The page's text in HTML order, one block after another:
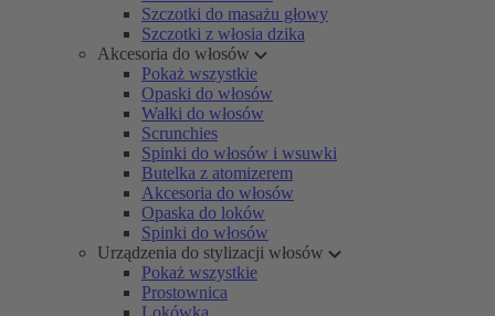
Szczotki do masażu głowy
Szczotki z włosia dzika
Akcesoria do włosów
Pokaż wszystkie
Opaski do włosów
Wałki do włosów
Scrunchies
Spinki do włosów i wsuwki
Butelka z atomizerem
Akcesoria do włosów
Opaska do loków
Spinki do włosów
Urządzenia do stylizacji włosów
Pokaż wszystkie
Prostownica
Lokówka